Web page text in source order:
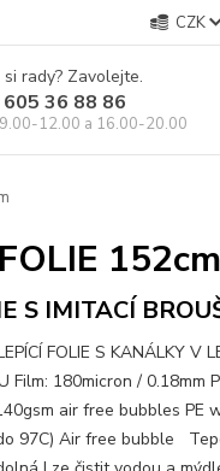
CZK
rady? Zavolejte.
36 88 86
12.00 a 16.00-20.00
S IMITACÍ
FOLIE S KANÁLKY V
Film: 180micron / 0.18mm
air free bubbles
97C) Air free bubble